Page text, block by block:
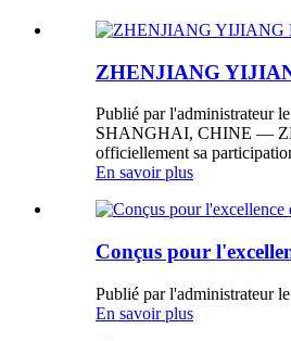
ZHENJIANG
Publié par l'administrateur
SHANGHAI, CHINE —
officiellement sa
En savoir plus
Conçus pour
Publié par l'administrateur
En savoir plus